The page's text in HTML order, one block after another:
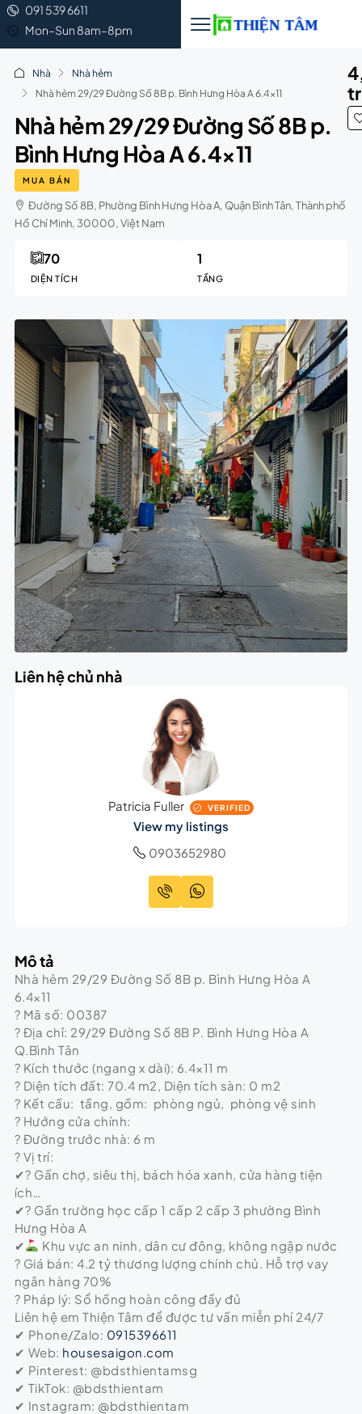
091 539 6611
Mon–Sun 8am–8pm
Nhà
Nhà hẻm
Nhà hẻm 29/29 Đường Số 8B p. Bình Hưng Hòa A 6.4×11
Nhà hẻm 29/29 Đường Số 8B p.
Bình Hưng Hòa A 6.4×11
MUA BÁN
Đường Số 8B, Phường Bình Hưng Hòa A, Quận Bình Tân, Thành phố
Hồ Chí Minh, 30000, Việt Nam
DIỆN TÍCH
70
TẦNG
1
Liên hệ chủ nhà
Patricia Fuller VERIFIED
View my listings
0903652980
Mô tả
Nhà hẻm 29/29 Đường Số 8B p. Bình Hưng Hòa A
6.4×11
? Mã số: 00387
? Địa chỉ: 29/29 Đường Số 8B P. Bình Hưng Hòa A
Q.Bình Tân
? Kích thước (ngang x dài): 6.4×11 m
? Diện tích đất: 70.4 m2, Diện tích sàn: 0 m2
? Kết cấu: tầng, gồm: phòng ngủ, phòng vệ sinh
? Hướng cửa chính:
? Đường trước nhà: 6 m
? Vị trí:
✔? Gần chợ, siêu thị, bách hóa xanh, cửa hàng tiện
ích…
✔? Gần trường học cấp 1 cấp 2 cấp 3 phường Bình
Hưng Hòa A
✔
Khu vực an ninh, dân cư đông, không ngập nước
? Giá bán: 4.2 tỷ thương lượng chính chủ. Hỗ trợ vay
ngân hàng 70%
? Pháp lý: Sổ hồng hoàn công đầy đủ
Liên hệ em Thiện Tâm để được tư vấn miễn phí 24/7
✔ Phone/Zalo: 0915396611
✔ Web: housesaigon.com
✔ Pinterest: @bdsthientamsg
✔ TikTok: @bdsthientam
✔ Instagram: @bdsthientam